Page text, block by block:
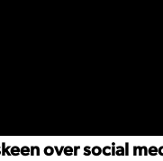
over social